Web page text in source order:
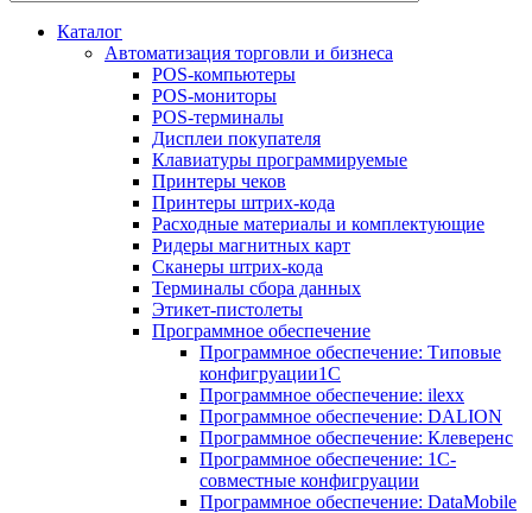
Каталог
Автоматизация торговли и бизнеса
POS-компьютеры
POS-мониторы
POS-терминалы
Дисплеи покупателя
Клавиатуры программируемые
Принтеры чеков
Принтеры штрих-кода
Расходные материалы и комплектующие
Ридеры магнитных карт
Сканеры штрих-кода
Терминалы сбора данных
Этикет-пистолеты
Программное обеспечение
Программное обеспечение: Типовые
конфигруации1С
Программное обеспечение: ilexx
Программное обеспечение: DALION
Программное обеспечение: Клеверенс
Программное обеспечение: 1С-
совместные конфигруации
Программное обеспечение: DataMobile